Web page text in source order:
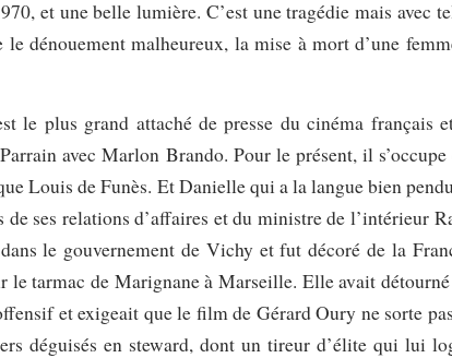
et une belle lumière. C’est une tragédie mais avec
dénouement malheureux, la mise à mort d’une
le plus grand attaché de presse du cinéma français
avec Marlon Brando. Pour le présent, il
Louis de Funès. Et Danielle qui a la langue bien
ses relations d’affaires et du ministre de l’intérieur
le gouvernement de Vichy et fut décoré de la
tarmac de Marignane à Marseille. Elle avait
et exigeait que le film de Gérard Oury ne sorte
déguisés en steward, dont un tireur d’élite qui lui